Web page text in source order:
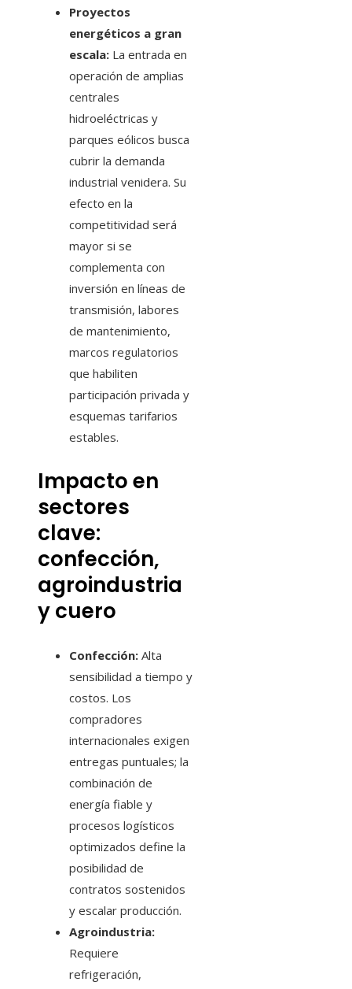
Proyectos
energéticos a gran
escala: La entrada en
operación de amplias
centrales
hidroeléctricas y
parques eólicos busca
cubrir la demanda
industrial venidera. Su
efecto en la
competitividad será
mayor si se
complementa con
inversión en líneas de
transmisión, labores
de mantenimiento,
marcos regulatorios
que habiliten
participación privada y
esquemas tarifarios
estables.
Impacto en
sectores
clave:
confección,
agroindustria
y cuero
Confección: Alta
sensibilidad a tiempo y
costos. Los
compradores
internacionales exigen
entregas puntuales; la
combinación de
energía fiable y
procesos logísticos
optimizados define la
posibilidad de
contratos sostenidos
y escalar producción.
Agroindustria:
Requiere
refrigeración,